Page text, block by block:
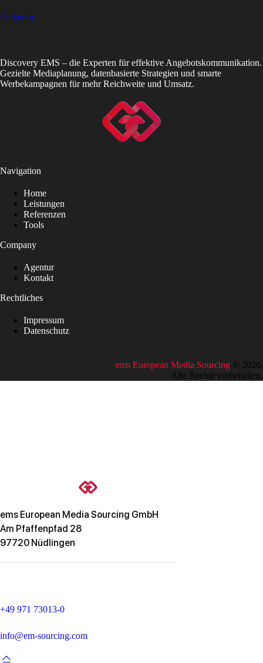
Linkedin
Discovery EMS – die Experten für effektive Angebotskommunikation.
Gezielte Mediaplanung, datenbasierte Strategien und smarte
Werbekampagnen für mehr Reichweite und Umsatz.
Navigation
Home
Leistungen
Referenzen
Tools
Company
Agentur
Kontakt
Rechtliches
Impressum
Datenschutz
ems European Media Sourcing © 2026.
Alle Rechte vorbehalten.
ems European Media Sourcing GmbH
Am Pfaffenpfad 28
97720 Nüdlingen
+49 971 73013-0
info@em-sourcing.com